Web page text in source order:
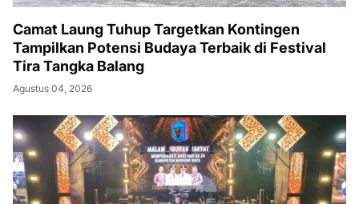
Camat Laung Tuhup Targetkan Kontingen
Tampilkan Potensi Budaya Terbaik di Festival
Tira Tangka Balang
Agustus 04, 2026